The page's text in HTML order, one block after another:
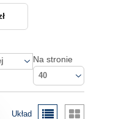
Na stronie
40
Układ